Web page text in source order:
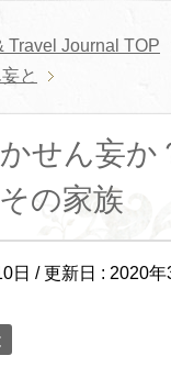
Travel Journal TOP
と
せん妄か
の家族
日 / 更新日 : 2020年